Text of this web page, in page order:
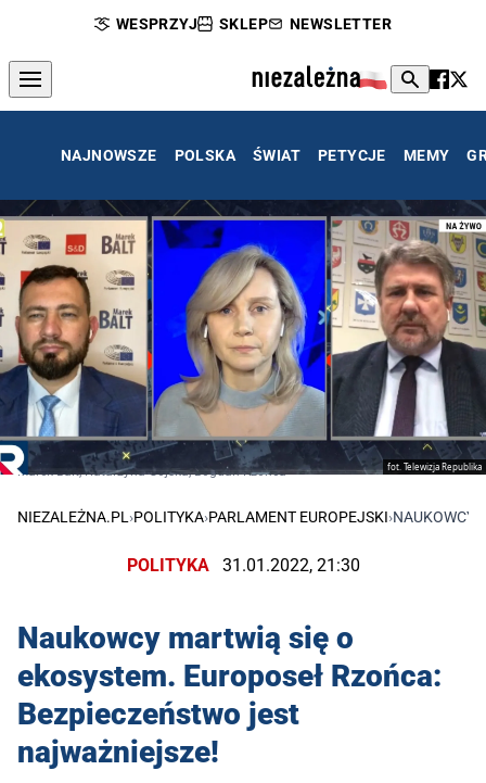
WESPRZYJ SKLEP NEWSLETTER
NAJNOWSZE POLSKA ŚWIAT PETYCJE MEMY
fot. Telewizja Republika
Marek Balt, Katarzyna Gójska, Bogdan Rzońca
NIEZALEŻNA.PL›POLITYKA›PARLAMENT EUROPEJSKI›NAUKOWCY
POLITYKA 31.01.2022, 21:30
Naukowcy martwią się o
ekosystem. Europoseł Rzońca:
Bezpieczeństwo jest
najważniejsze!